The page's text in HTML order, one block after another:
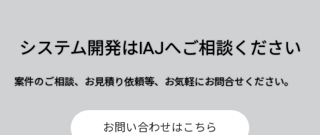
システム開発はIAJへご相談ください
案件のご相談、お見積り依頼等、お気軽にお問合せください。
お問い合わせはこちら